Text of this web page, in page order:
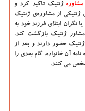
مشاوره ژنتیك تاكید كرد و
از مشاوره‌ی ژنتیك
نگران ابتلای فرزند خود به
ژنتیك بازگشت كند.
حضور دارند و بعد از
آن خانواده، گام بعدی را